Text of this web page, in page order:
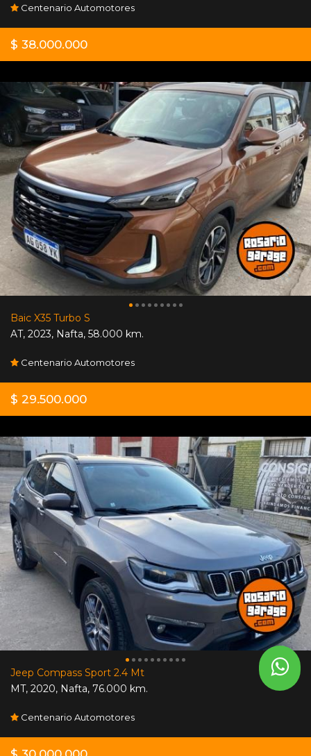
Centenario Automotores
$ 38.000.000
Baic X35 Turbo S
AT, 2023, Nafta, 58.000 km.
Centenario Automotores
$ 29.500.000
Jeep Compass Sport 2.4 Mt
MT, 2020, Nafta, 76.000 km.
Centenario Automotores